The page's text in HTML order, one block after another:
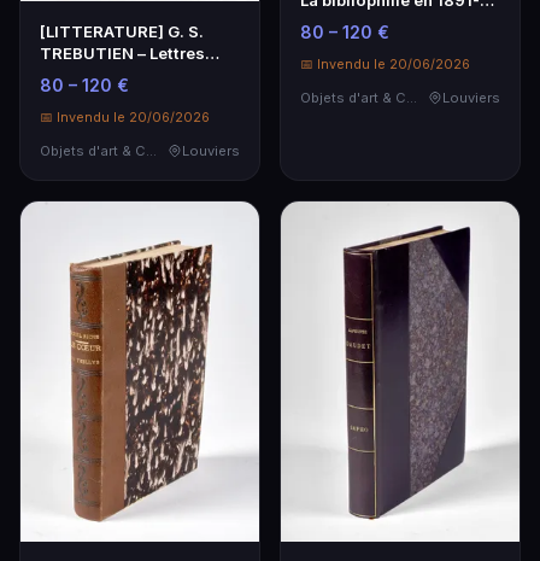
[LITTERATURE] G. S.
TREBUTIEN – Lettres
d'Eugénie de Guérin …
80 – 120 €
📅 Invendu le 20/06/2026
Louviers
1892 et en …
80 – 120 €
📅 Invendu le 20/06/2026
Objets d'art & Curiosités
Louviers